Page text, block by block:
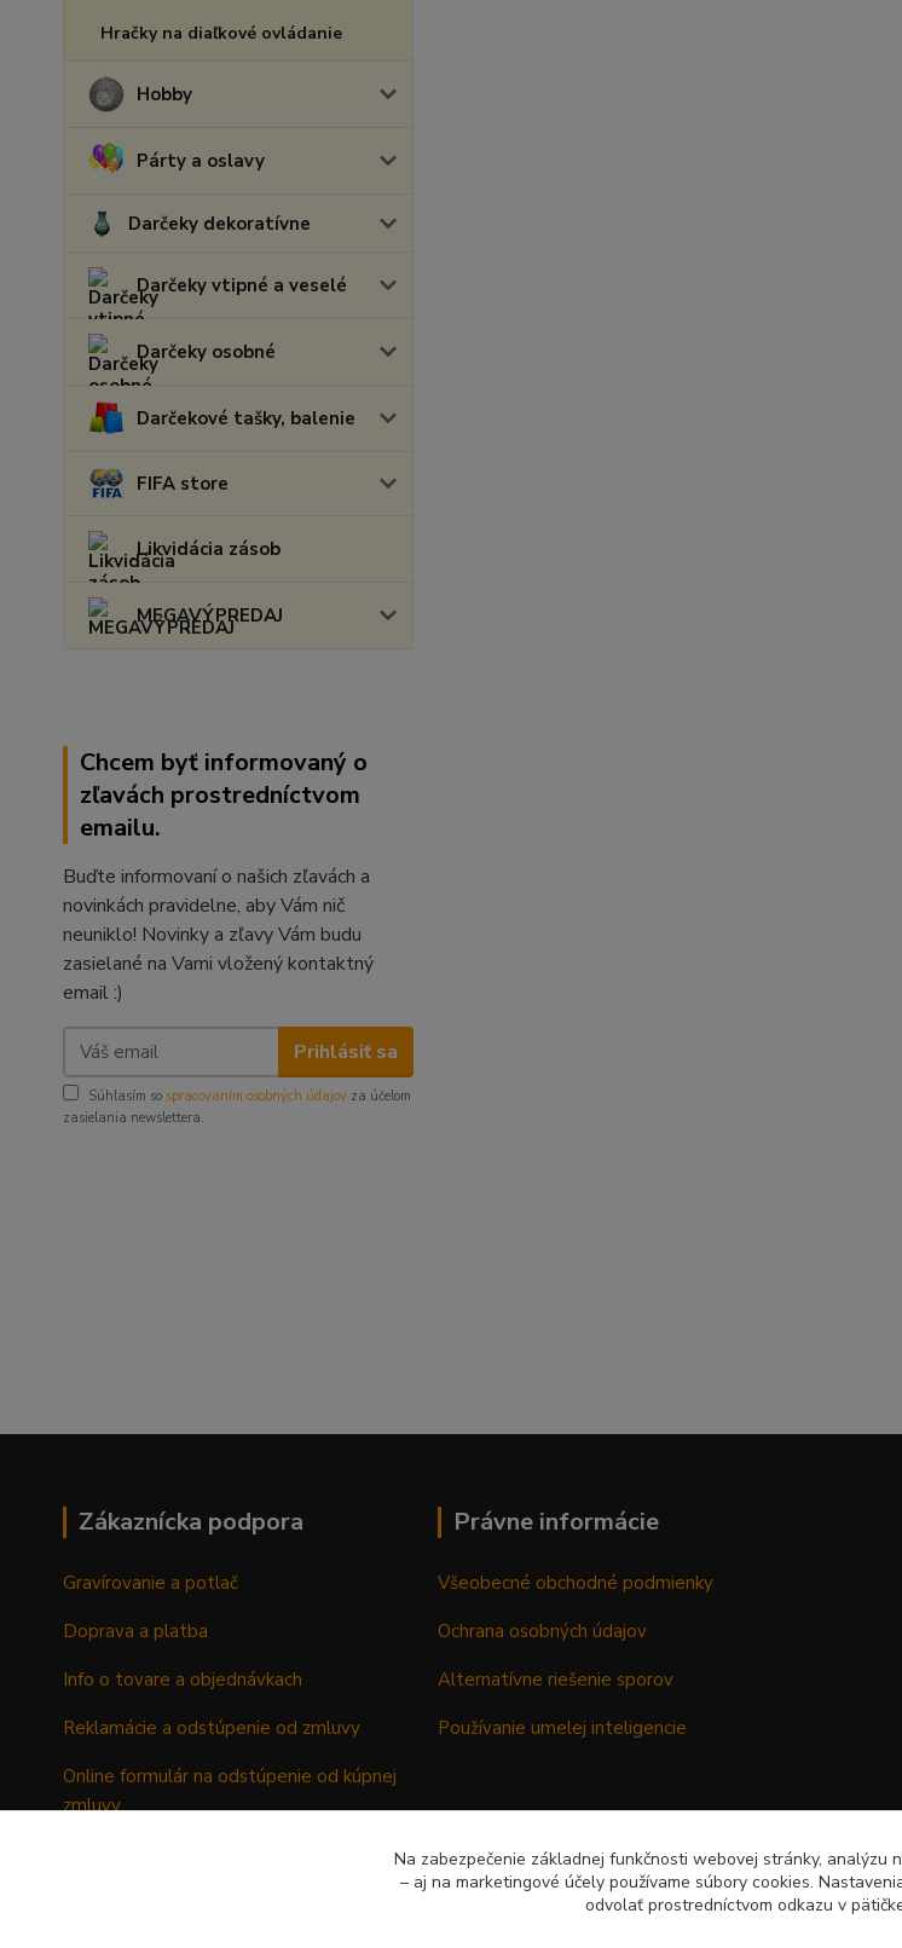
Hračky na diaľkové ovládanie
Hobby
Párty a oslavy
Darčeky dekoratívne
Darčeky vtipné a veselé
Darčeky osobné
Darčekové tašky, balenie
FIFA store
Likvidácia zásob
MEGAVÝPREDAJ
Chcem byť informovaný o
zľavách prostredníctvom
emailu.
Buďte informovaní o našich zľavách a
novinkách pravidelne, aby Vám nič
neuniklo! Novinky a zľavy Vám budu
zasielané na Vami vložený kontaktný
email :)
Prihlásiť sa
Súhlasím so spracovaním osobných údajov za účelom
zasielania newslettera.
Zákaznícka podpora
Gravírovanie a potlač
Doprava a platba
Info o tovare a objednávkach
Reklamácie a odstúpenie od zmluvy
Online formulár na odstúpenie od kúpnej
zmluvy
Právne informácie
Všeobecné obchodné podmienky
Ochrana osobných údajov
Alternatívne riešenie sporov
Používanie umelej inteligencie
Na zabezpečenie základnej funkčnosti webovej stránky, analýzu
– aj na marketingové účely používame súbory cookies.
odvolať prostredníctvom odkazu v